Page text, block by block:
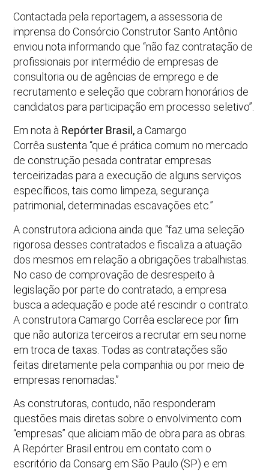
Contactada pela reportagem, a assessoria de
imprensa do Consórcio Construtor Santo Antônio
enviou nota informando que “não faz contratação de
profissionais por intermédio de empresas de
consultoria ou de agências de emprego e de
recrutamento e seleção que cobram honorários de
candidatos para participação em processo seletivo”.
Em nota à Repórter Brasil, a Camargo
Corrêa sustenta “que é prática comum no mercado
de construção pesada contratar empresas
terceirizadas para a execução de alguns serviços
específicos, tais como limpeza, segurança
patrimonial, determinadas escavações etc.”
A construtora adiciona ainda que “faz uma seleção
rigorosa desses contratados e fiscaliza a atuação
dos mesmos em relação a obrigações trabalhistas.
No caso de comprovação de desrespeito à
legislação por parte do contratado, a empresa
busca a adequação e pode até rescindir o contrato.
A construtora Camargo Corrêa esclarece por fim
que não autoriza terceiros a recrutar em seu nome
em troca de taxas. Todas as contratações são
feitas diretamente pela companhia ou por meio de
empresas renomadas.”
As construtoras, contudo, não responderam
questões mais diretas sobre o envolvimento com
“empresas” que aliciam mão de obra para as obras.
A Repórter Brasil entrou em contato com o
escritório da Consarg em São Paulo (SP) e em